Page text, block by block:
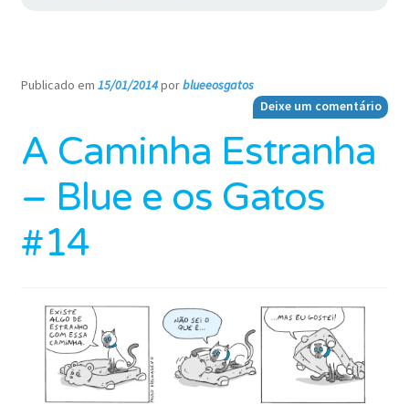
Publicado em 15/01/2014porblueeosgatos
Deixe um comentário
A Caminha Estranha
– Blue e os Gatos
#14